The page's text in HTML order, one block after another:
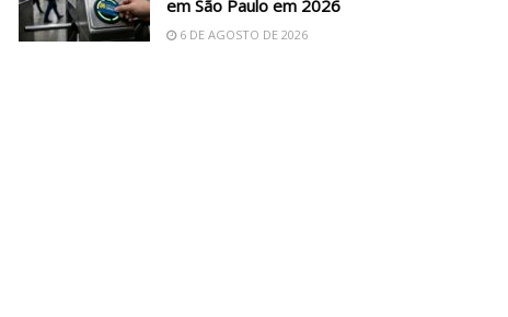
em São Paulo em 2026
6 DE AGOSTO DE 2026